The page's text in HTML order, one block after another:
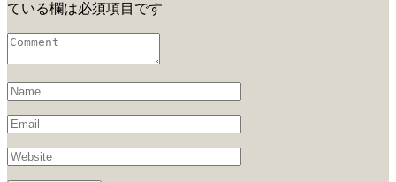
ている欄は必須項目です